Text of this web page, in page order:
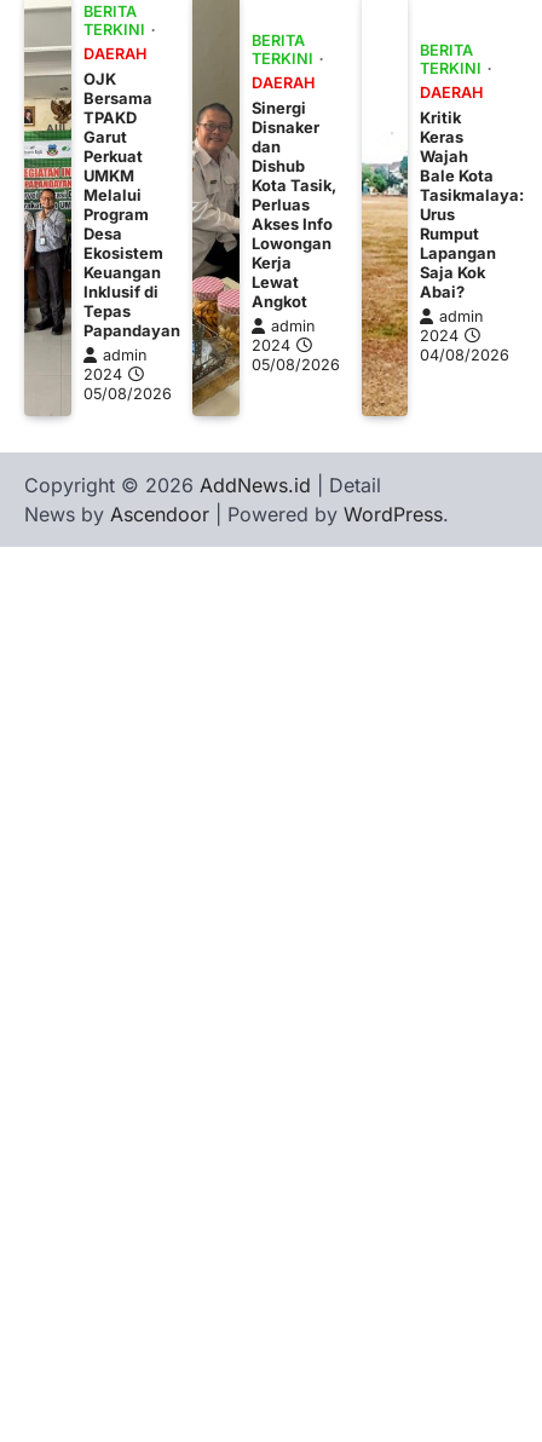
BERITA
TERKINI
DAERAH
OJK
Bersama
TPAKD
Garut
Perkuat
UMKM
Melalui
Program
Desa
Ekosistem
Keuangan
Inklusif di
Tepas
Papandayan
admin
2024
05/08/2026
BERITA
TERKINI
DAERAH
Sinergi
Disnaker
dan
Dishub
Kota Tasik,
Perluas
Akses Info
Lowongan
Kerja
Lewat
Angkot
admin
2024
05/08/2026
BERITA
TERKINI
DAERAH
Kritik
Keras
Wajah
Bale Kota
Tasikmalaya:
Urus
Rumput
Lapangan
Saja Kok
Abai?
admin
2024
04/08/2026
Copyright © 2026 AddNews.id | Detail
News by Ascendoor | Powered by WordPress.